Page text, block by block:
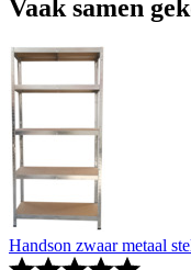
Vaak samen
Handson zwaar metaal